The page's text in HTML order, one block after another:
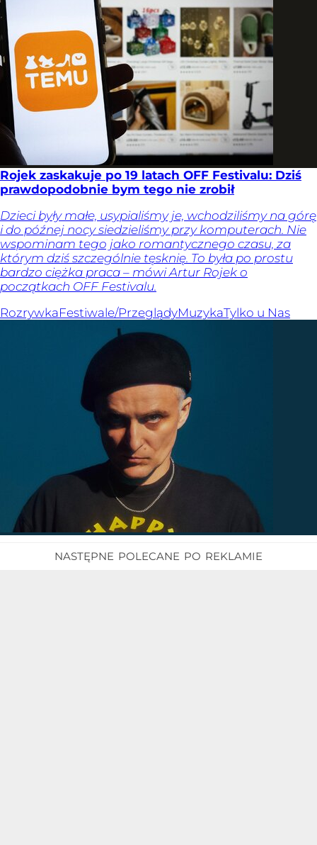
Rojek zaskakuje po 19 latach OFF Festivalu: Dziś
prawdopodobnie bym tego nie zrobił
Dzieci były małe, usypialiśmy je, wchodziliśmy na górę
i do późnej nocy siedzieliśmy przy komputerach. Nie
wspominam tego jako romantycznego czasu, za
którym dziś szczególnie tęsknię. To była po prostu
bardzo ciężka praca – mówi Artur Rojek o
początkach OFF Festivalu.
RozrywkaFestiwale/PrzeglądyMuzykaTylko u Nas